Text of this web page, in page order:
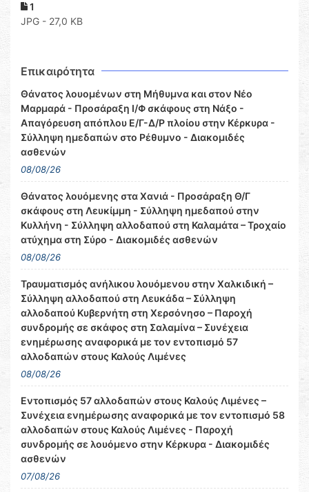
1
JPG - 27,0 KB
Επικαιρότητα
Θάνατος λουομένων στη Μήθυμνα και στον Νέο
Μαρμαρά - Προσάραξη Ι/Φ σκάφους στη Νάξο -
Απαγόρευση απόπλου Ε/Γ-Δ/Ρ πλοίου στην Κέρκυρα -
Σύλληψη ημεδαπών στο Ρέθυμνο - Διακομιδές
ασθενών
08/08/26
Θάνατος λουόμενης στα Χανιά - Προσάραξη Θ/Γ
σκάφους στη Λευκίμμη - Σύλληψη ημεδαπού στην
Κυλλήνη - Σύλληψη αλλοδαπού στη Καλαμάτα – Τροχαίο
ατύχημα στη Σύρο - Διακομιδές ασθενών
08/08/26
Τραυματισμός ανήλικου λουόμενου στην Χαλκιδική –
Σύλληψη αλλοδαπού στη Λευκάδα – Σύλληψη
αλλοδαπού Κυβερνήτη στη Χερσόνησο – Παροχή
συνδρομής σε σκάφος στη Σαλαμίνα – Συνέχεια
ενημέρωσης αναφορικά με τον εντοπισμό 57
αλλοδαπών στους Καλούς Λιμένες
08/08/26
Εντοπισμός 57 αλλοδαπών στους Καλούς Λιμένες –
Συνέχεια ενημέρωσης αναφορικά με τον εντοπισμό 58
αλλοδαπών στους Καλούς Λιμένες - Παροχή
συνδρομής σε λουόμενο στην Κέρκυρα - Διακομιδές
ασθενών
07/08/26